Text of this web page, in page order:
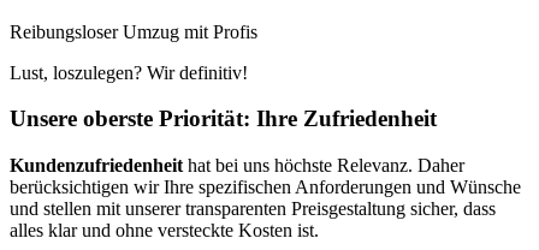
Reibungsloser Umzug mit Profis
Lust, loszulegen? Wir definitiv!
Unsere oberste Priorität: Ihre Zufriedenheit
Kundenzufriedenheit hat bei uns höchste Relevanz. Daher
berücksichtigen wir Ihre spezifischen Anforderungen und Wünsche
und stellen mit unserer transparenten Preisgestaltung sicher, dass
alles klar und ohne versteckte Kosten ist.